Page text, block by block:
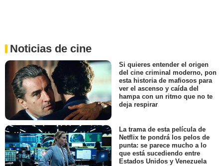
Noticias de cine
Si quieres entender el origen
del cine criminal moderno, pon
esta historia de mafiosos para
ver el ascenso y caída del
hampa con un ritmo que no te
deja respirar
La trama de esta película de
Netflix te pondrá los pelos de
punta: se parece mucho a lo
que está sucediendo entre
Estados Unidos y Venezuela